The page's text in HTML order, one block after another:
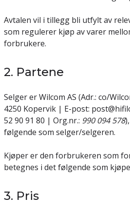
Avtalen vil i tillegg bli utfylt av
som regulerer kjøp av varer
forbrukere.
2. Partene
Selger er Wilcom AS (Adr.: co/
4250 Kopervik | E-post:
52 90 91 80 | Org.nr.: 990 094 578
følgende som selger/selgeren.
Kjøper er den forbrukeren som
betegnes i det følgende som
3. Pris